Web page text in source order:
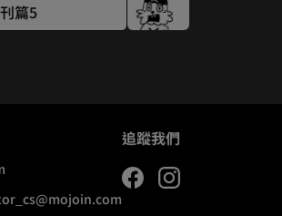
篇5
追蹤我們